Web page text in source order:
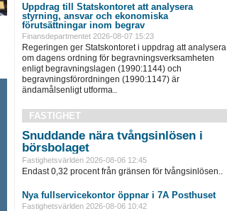
Uppdrag till Statskontoret att analysera
styrning, ansvar och ekonomiska
förutsättningar inom begrav
Finansdepartmentet 2026-08-07 15:23
Regeringen ger Statskontoret i uppdrag att analysera
om dagens ordning för begravningsverksamheten
enligt begravningslagen (1990:1144) och
begravningsförordningen (1990:1147) är
ändamålsenligt utforma..
FASTIGHET
Snuddande nära tvångsinlösen i
börsbolaget
Fastighetsvärlden 2026-08-06 12:45
Endast 0,32 procent från gränsen för tvångsinlösen..
Nya fullservicekontor öppnar i 7A Posthuset
Fastighetsvärlden 2026-08-06 10:42